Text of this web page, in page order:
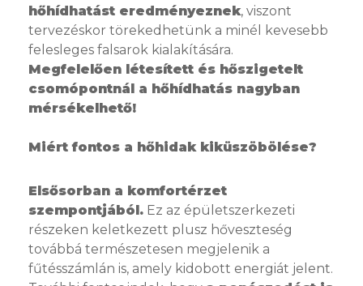
hőhídhatást eredményeznek, viszont
tervezéskor törekedhetünk a minél kevesebb
felesleges falsarok kialakítására.
Megfelelően létesített és hőszigetelt
csomópontnál a hőhídhatás nagyban
mérsékelhető!
Miért fontos a hőhidak kiküszöbölése?
Elsősorban a komfortérzet
szempontjából. Ez az épületszerkezeti
részeken keletkezett plusz hőveszteség
továbbá természetesen megjelenik a
fűtésszámlán is, amely kidobott energiát jelent.